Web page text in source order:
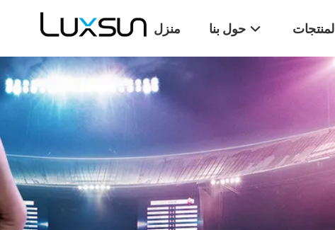
منزل حول بنا المنتجات